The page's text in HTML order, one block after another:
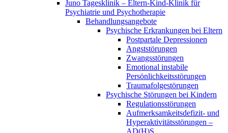
Juno Tagesklinik – Eltern-Kind-Klinik für
Psychiatrie und Psychotherapie
Behandlungsangebote
Psychische Erkrankungen bei Eltern
Postpartale Depressionen
Angststörungen
Zwangsstörungen
Emotional instabile
Persönlichkeitsstörungen
Traumafolgestörungen
Psychische Störungen bei Kindern
Regulationsstörungen
Aufmerksamkeitsdefizit- und
Hyperaktivitätsstörungen –
AD(H)S